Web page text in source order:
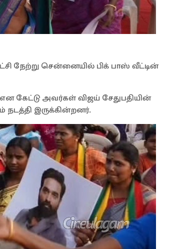
நேற்று சென்னையில் பிக் பாஸ் வீட்டின்
அவர்கள் விஜய் சேதுபதியின்
இருக்கின்றனர்.